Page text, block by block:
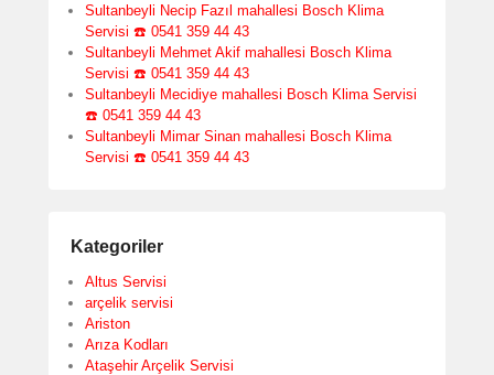
Sultanbeyli Necip Fazıl mahallesi Bosch Klima
Servisi ☎️ 0541 359 44 43
Sultanbeyli Mehmet Akif mahallesi Bosch Klima
Servisi ☎️ 0541 359 44 43
Sultanbeyli Mecidiye mahallesi Bosch Klima Servisi
☎️ 0541 359 44 43
Sultanbeyli Mimar Sinan mahallesi Bosch Klima
Servisi ☎️ 0541 359 44 43
Kategoriler
Altus Servisi
arçelik servisi
Ariston
Arıza Kodları
Ataşehir Arçelik Servisi